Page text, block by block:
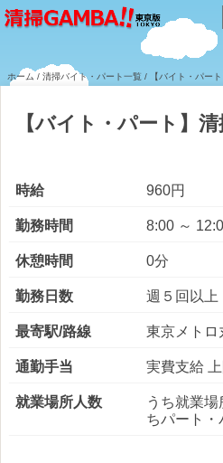
ホーム / 清掃バイト・パート一覧 / 【バイト・パー
【バイト・パート】
時給 960円
勤務時間 8:00 ～
休憩時間 0分
勤務日数 週５回以上
最寄駅/路線 東京メトロ
通勤手当 実費支給
就業場所人数
うち就業
ちパート・